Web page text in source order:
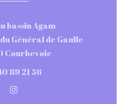
bassin Agam
Général de Gaulle
Courbevoie((opent in een
89 21 56
Instagram ((opent in een